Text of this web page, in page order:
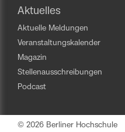
Aktuelles
Aktuelle Meldungen
Veranstaltungskalender
Magazin
Stellenausschreibungen
Podcast
© 2026 Berliner Hochschule